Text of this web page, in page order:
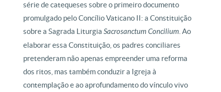
série de catequeses sobre o primeiro documento
promulgado pelo Concílio Vaticano II: a Constituição
sobre a Sagrada LiturgiaSacrosanctum Concilium . Ao
elaborar essa Constituição, os padres conciliares
pretenderam não apenas empreender uma reforma
dos ritos, mas também conduzir a Igreja à
contemplação e ao aprofundamento do vínculo vivo